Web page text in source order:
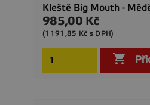
Kleště Big Mouth -
Cena
985,00 Kč
(1191,85 Kč s DPH)
